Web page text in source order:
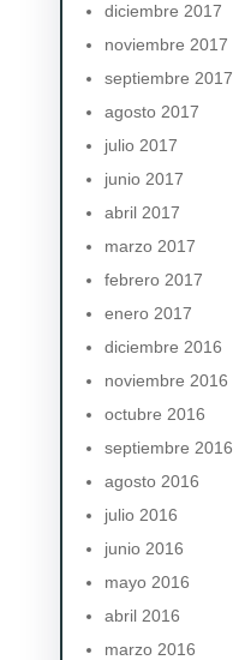
diciembre 2017
noviembre 2017
septiembre 2017
agosto 2017
julio 2017
junio 2017
abril 2017
marzo 2017
febrero 2017
enero 2017
diciembre 2016
noviembre 2016
octubre 2016
septiembre 2016
agosto 2016
julio 2016
junio 2016
mayo 2016
abril 2016
marzo 2016